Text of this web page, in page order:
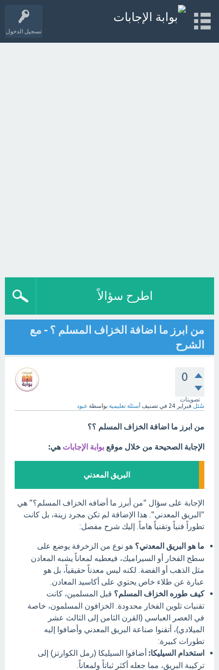
تسجيل الدخول
اطرح سؤالاً
من ابرز ما اضافة الخزاف المسلم ؟ - مع
الشرح
0
تصويتات
سُئل فبراير 24 في تصنيف أسئلة تعليمية بواسطة عبود
من ابرز ما اضافة الخزاف المسلم ؟؟
الإجابة الصحيحة من خلال موقع بوابة الإجابات هي:
البريق المعدني
الإجابة على سؤال "من أبرز ما أضافه الخزاف المسلم؟" هي
"البريق المعدني". هذا الإضافة لم تكن مجرد زينة، بل كانت
تطوراً فنياً وتقنياً هاماً. إليك شرح مفصل:
ما هو البريق المعدني؟ هو نوع من الزخرفة يوضع على
سطح الفخار أو السيراميك، فيعطيه لمعاناً يشبه المعادن
مثل الذهب أو الفضة. لكنه ليس معدناً حقيقياً، بل هو
عبارة عن طلاء خاص يحتوي على أكاسيد المعادن.
كيف طوره الخزاف المسلم؟ قبل المسلمين، كانت
تقنيات تلوين الفخار محدودة. الخزافون المسلمون، خاصة
في العصر العباسي (القرن الثامن إلى الثالث عشر
الميلادي)، أتقنوا صناعة البريق المعدني وأضافوا إليه
تطورات كبيرة:
استخدام السيليكا: أضافوا السيليكا (رمل الكوارتز) إلى
تركيبة البريق، مما جعله أكثر ثباتاً ولمعاناً.